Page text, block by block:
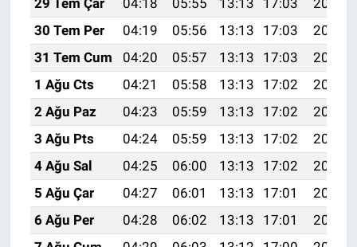
29 Tem Çar
04:18 05:55 13:13 17:03
20:21
30 Tem Per
04:19 05:56 13:13 17:03
20:20
31 Tem Cum
04:20 05:57 13:13 17:03
20:19
1 Ağu Cts
04:21 05:58 13:13 17:02
20:18
2 Ağu Paz
04:23 05:59 13:13 17:02
20:17
3 Ağu Pts
04:24 05:59 13:13 17:02
20:16
4 Ağu Sal
04:25 06:00 13:13 17:02
20:15
5 Ağu Çar
04:27 06:01 13:13 17:01
20:14
6 Ağu Per
04:28 06:02 13:13 17:01
20:13